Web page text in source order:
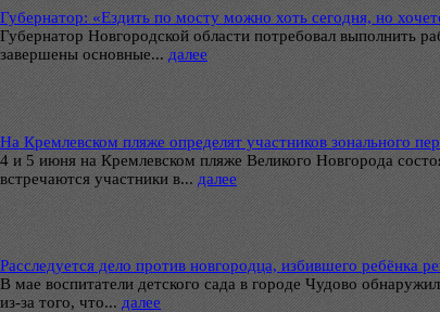
Губернатор: «Ездить по мосту можно хоть сегодня, но
Губернатор Новгородской области потребовал выполнить
завершены основные... далее
На Кремлевском пляже определят участников зонального
4 и 5 июня на Кремлевском пляже Великого Новгорода
встречаются участники в... далее
Расследуется дело против новгородца, избившего ребёнка
В мае воспитатели детского сада в городе Чудово
из-за того, что... далее